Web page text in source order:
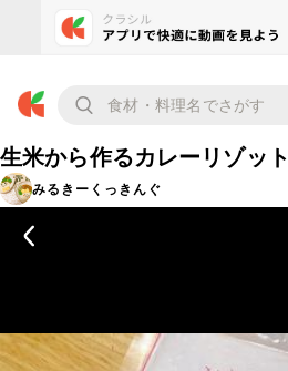
生米から作るカレーリゾット
みるきーくっきんぐ